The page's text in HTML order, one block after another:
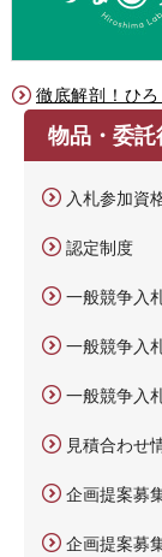
徹底解剖！ひ
物品・委
入札参加資
認定制度
一般競争入
一般競争入
一般競争入
見積合わせ
企画提案募
企画提案募